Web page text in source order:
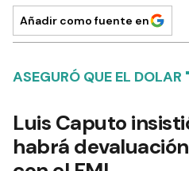
Añadir como fuente en
ASEGURÓ QUE EL DOLAR
Luis Caputo
habrá